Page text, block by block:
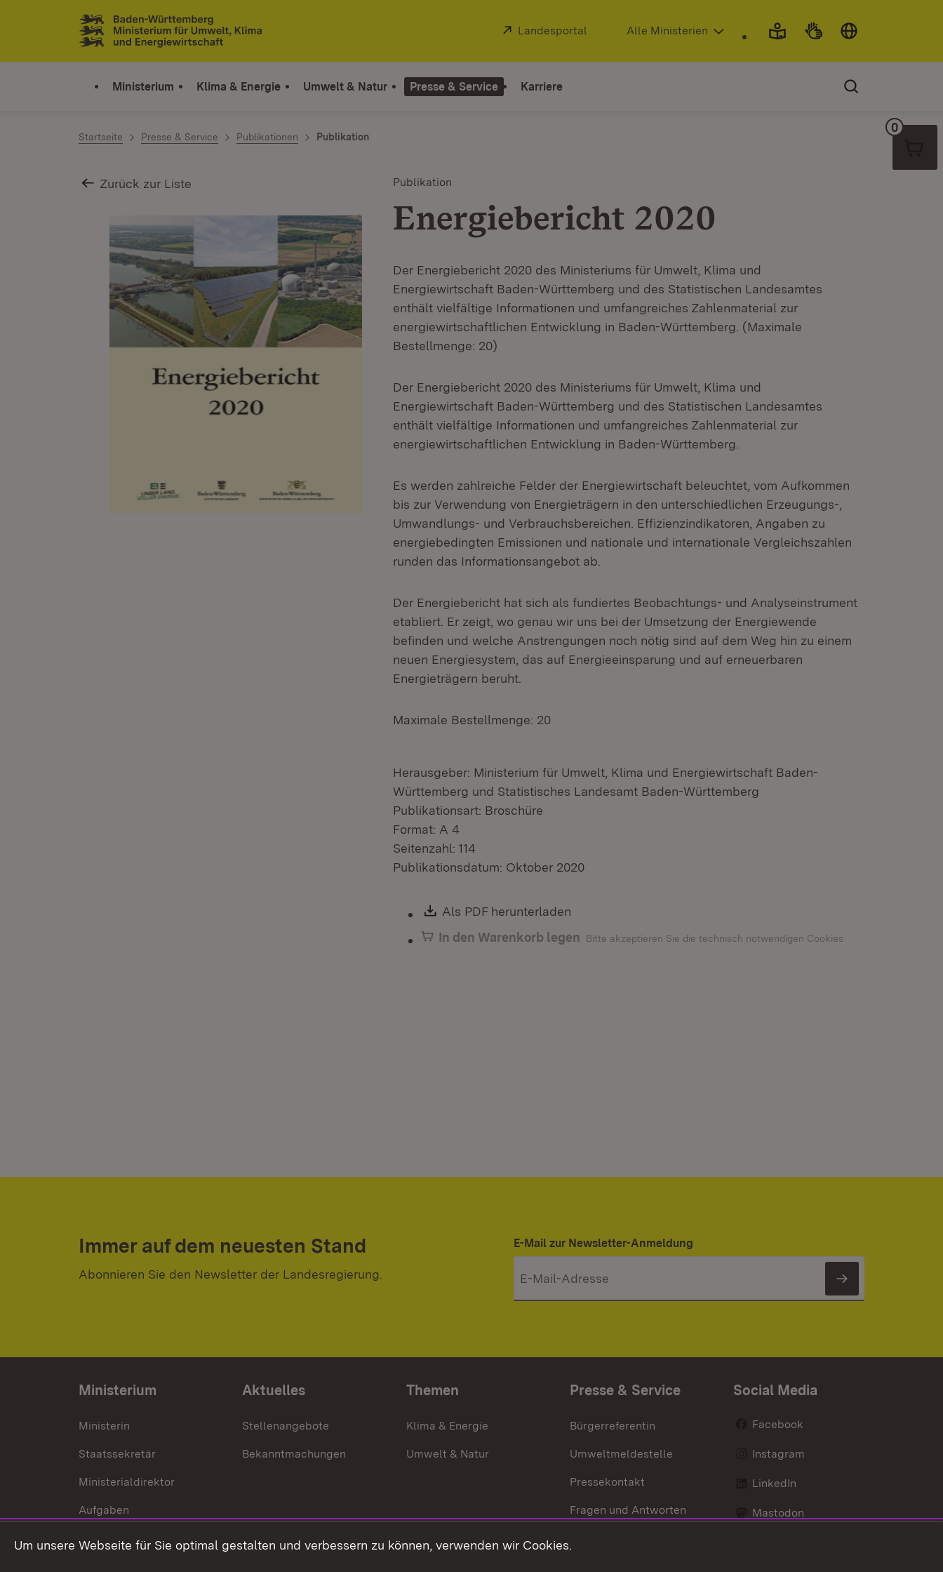
Zum Inhalt springen
Link zur Startseite
Extern:
Landesportal (Öffnet in neuem Fenster)
Alle Ministerien
Ministerium Klima & Energie Umwelt & Natur Presse & Service Karriere
Startseite Presse & Service Publikationen Publikation
Zurück zur Liste Publikation
Energiebericht 2020
Der Energiebericht 2020 des Ministeriums für Umwelt, Klima und
Energiewirtschaft Baden-Württemberg und des Statistischen Landesamtes
enthält vielfältige Informationen und umfangreiches Zahlenmaterial zur
energiewirtschaftlichen Entwicklung in Baden-Württemberg. (Maximale
Bestellmenge: 20)
Der Energiebericht 2020 des Ministeriums für Umwelt, Klima und
Energiewirtschaft Baden-Württemberg und des Statistischen Landesamtes
enthält vielfältige Informationen und umfangreiches Zahlenmaterial zur
energiewirtschaftlichen Entwicklung in Baden-Württemberg.
Es werden zahlreiche Felder der Energiewirtschaft beleuchtet, vom Aufkommen
bis zur Verwendung von Energieträgern in den unterschiedlichen Erzeugungs-,
Umwandlungs- und Verbrauchsbereichen. Effizienzindikatoren, Angaben zu
energiebedingten Emissionen und nationale und internationale Vergleichszahlen
runden das Informationsangebot ab.
Der Energiebericht hat sich als fundiertes Beobachtungs- und Analyseinstrument
etabliert. Er zeigt, wo genau wir uns bei der Umsetzung der Energiewende
befinden und welche Anstrengungen noch nötig sind auf dem Weg hin zu einem
neuen Energiesystem, das auf Energieeinsparung und auf erneuerbaren
Energieträgern beruht.
Maximale Bestellmenge: 20
Herausgeber: Ministerium für Umwelt, Klima und Energiewirtschaft Baden-
Württemberg und Statistisches Landesamt Baden-Württemberg
Publikationsart: Broschüre
Format: A 4
Seitenzahl: 114
Publikationsdatum: Oktober 2020
Download:
Als PDF herunterladen
In den Warenkorb legen
Bitte akzeptieren Sie die technisch notwendigen Cookies
0
Immer auf dem neuesten Stand
Abonnieren Sie den Newsletter der Landesregierung.
E-Mail zur Newsletter-Anmeldung
Newsletter
Ministerium
Ministerin
Staatssekretär
Ministerialdirektor
Aufgaben
Internationale
Aktuelles
Stellenangebote
Bekanntmachungen
Themen
Klima & Energie
Umwelt & Natur
Presse & Service
Bürgerreferentin
Umweltmeldestelle
Pressekontakt
Fragen und Antworten
Social Media
Facebook
Instagram
LinkedIn
Mastodon
Um unsere Webseite für Sie optimal gestalten und verbessern zu können, verwenden wir Cookies.